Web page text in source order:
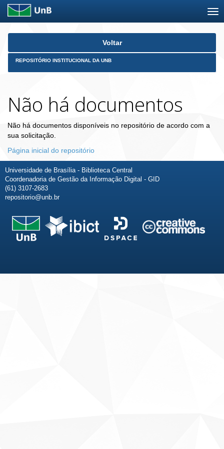
Skip
Voltar
REPOSITÓRIO INSTITUCIONAL DA UNB
Não há documentos
Não há documentos disponíveis no repositório de acordo com a
sua solicitação.
Página inicial do repositório
Universidade de Brasília - Biblioteca Central
Coordenadoria de Gestão da Informação Digital - GID
(61) 3107-2683
repositorio@unb.br